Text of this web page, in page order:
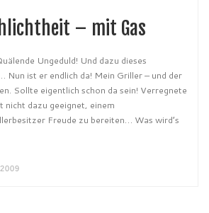
– mit Gas
Ungeduld! Und dazu dieses
ist er endlich da! Mein Griller – und der
Sollte eigentlich schon da sein! Verregnete
nicht dazu geeignet, einem
Freude zu bereiten… Was wird’s